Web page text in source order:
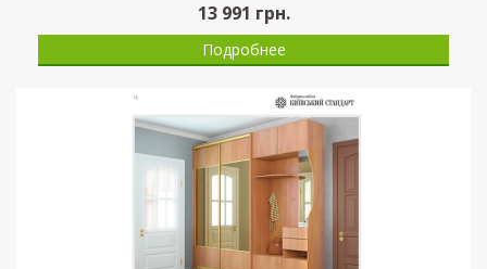
13 991 грн.
Подробнее